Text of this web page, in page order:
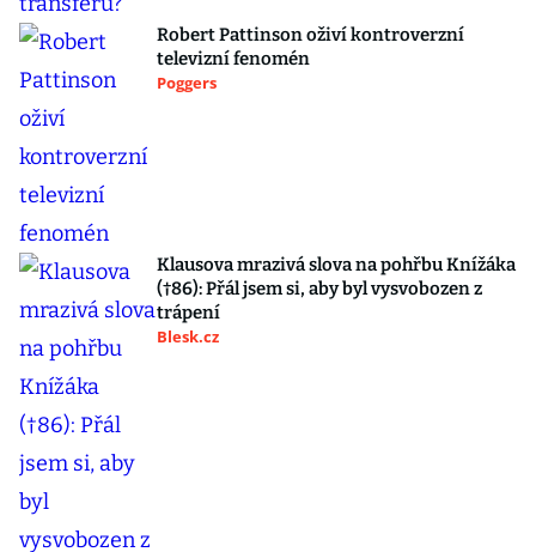
Robert Pattinson oživí kontroverzní
televizní fenomén
Poggers
Klausova mrazivá slova na pohřbu Knížáka
(†86): Přál jsem si, aby byl vysvobozen z
trápení
Blesk.cz